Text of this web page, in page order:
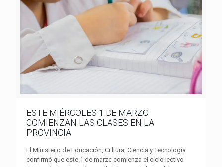
ESTE MIÉRCOLES 1 DE MARZO
COMIENZAN LAS CLASES EN LA
PROVINCIA
El Ministerio de Educación, Cultura, Ciencia y Tecnología
confirmó que este 1 de marzo comienza el ciclo lectivo